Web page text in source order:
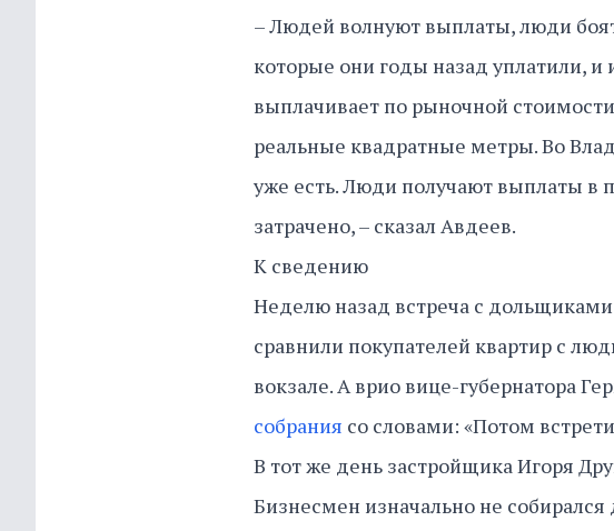
– Людей волнуют выплаты, люди
которые они годы назад уплатили,
выплачивает по рыночной
реальные квадратные метры. Во
уже есть. Люди получают выплаты в
затрачено, – сказал Авдеев.
К сведению
Неделю назад встреча с
сравнили покупателей квартир с
вокзале. А врио вице-губернатора
собрания со словами: «Потом
В тот же день застройщика Игоря
Бизнесмен изначально не